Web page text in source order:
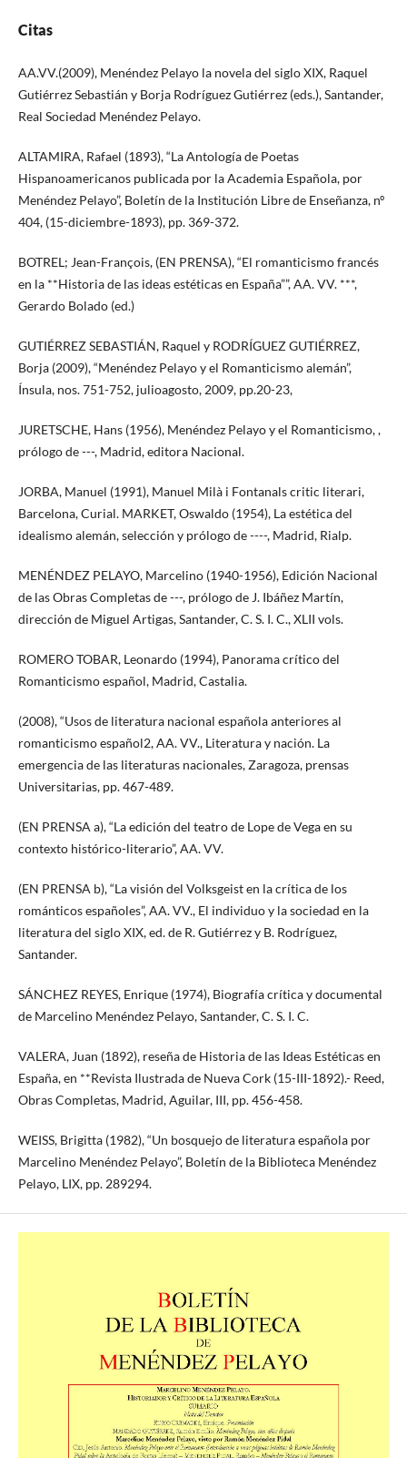
Citas
AA.VV.(2009), Menéndez Pelayo la novela del siglo XIX, Raquel
Gutiérrez Sebastián y Borja Rodríguez Gutiérrez (eds.), Santander,
Real Sociedad Menéndez Pelayo.
ALTAMIRA, Rafael (1893), “La Antología de Poetas
Hispanoamericanos publicada por la Academia Española, por
Menéndez Pelayo”, Boletín de la Institución Libre de Enseñanza, nº
404, (15-diciembre-1893), pp. 369-372.
BOTREL; Jean-François, (EN PRENSA), “El romanticismo francés
en la **Historia de las ideas estéticas en España””, AA. VV. ***,
Gerardo Bolado (ed.)
GUTIÉRREZ SEBASTIÁN, Raquel y RODRÍGUEZ GUTIÉRREZ,
Borja (2009), “Menéndez Pelayo y el Romanticismo alemán”,
Ínsula, nos. 751-752, julioagosto, 2009, pp.20-23,
JURETSCHE, Hans (1956), Menéndez Pelayo y el Romanticismo, ,
prólogo de ---, Madrid, editora Nacional.
JORBA, Manuel (1991), Manuel Milà i Fontanals critic literari,
Barcelona, Curial. MARKET, Oswaldo (1954), La estética del
idealismo alemán, selección y prólogo de ----, Madrid, Rialp.
MENÉNDEZ PELAYO, Marcelino (1940-1956), Edición Nacional
de las Obras Completas de ---, prólogo de J. Ibáñez Martín,
dirección de Miguel Artigas, Santander, C. S. I. C., XLII vols.
ROMERO TOBAR, Leonardo (1994), Panorama crítico del
Romanticismo español, Madrid, Castalia.
(2008), “Usos de literatura nacional española anteriores al
romanticismo español2, AA. VV., Literatura y nación. La
emergencia de las literaturas nacionales, Zaragoza, prensas
Universitarias, pp. 467-489.
(EN PRENSA a), “La edición del teatro de Lope de Vega en su
contexto histórico-literario”, AA. VV.
(EN PRENSA b), “La visión del Volksgeist en la crítica de los
románticos españoles”, AA. VV., El individuo y la sociedad en la
literatura del siglo XIX, ed. de R. Gutiérrez y B. Rodríguez,
Santander.
SÁNCHEZ REYES, Enrique (1974), Biografía crítica y documental
de Marcelino Menéndez Pelayo, Santander, C. S. I. C.
VALERA, Juan (1892), reseña de Historia de las Ideas Estéticas en
España, en **Revista Ilustrada de Nueva Cork (15-III-1892).- Reed,
Obras Completas, Madrid, Aguilar, III, pp. 456-458.
WEISS, Brigitta (1982), “Un bosquejo de literatura española por
Marcelino Menéndez Pelayo”, Boletín de la Biblioteca Menéndez
Pelayo, LIX, pp. 289294.